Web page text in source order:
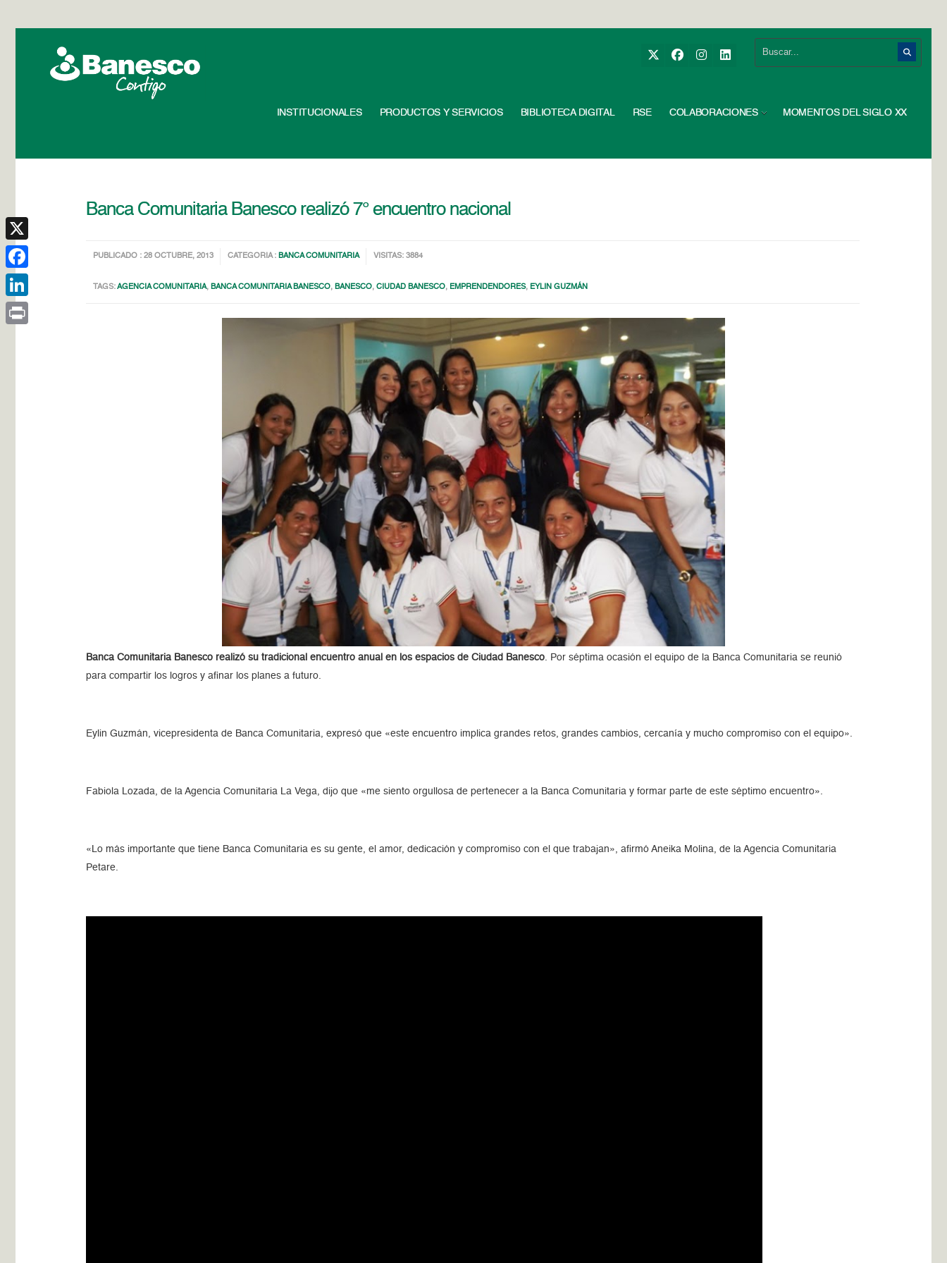
INSTITUCIONALES PRODUCTOS Y SERVICIOS BIBLIOTECA DIGITAL RSE COLABORACIONES MOMENTOS DEL SIGLO XX
Banca Comunitaria Banesco realizó 7° encuentro nacional
PUBLICADO : 28 OCTUBRE, 2013 CATEGORIA : BANCA COMUNITARIA VISITAS: 3884
TAGS:AGENCIA COMUNITARIA, BANCA COMUNITARIA BANESCO, BANESCO,CIUDAD BANESCO, EMPRENDENDORES, EYLIN GUZMÁN
Banca Comunitaria Banesco realizó su tradicional encuentro anual en los espacios de Ciudad Banesco . Por séptima ocasión el equipo de la Banca Comunitaria se reunió
para compartir los logros y afinar los planes a futuro.
Eylin Guzmán, vicepresidenta de Banca Comunitaria, expresó que «este encuentro implica grandes retos, grandes cambios, cercanía y mucho compromiso con el equipo».
Fabiola Lozada, de la Agencia Comunitaria La Vega, dijo que «me siento orgullosa de pertenecer a la Banca Comunitaria y formar parte de este séptimo encuentro».
«Lo más importante que tiene Banca Comunitaria es su gente, el amor, dedicación y compromiso con el que trabajan», afirmó Aneika Molina, de la Agencia Comunitaria
Petare.
X
Facebook
LinkedIn